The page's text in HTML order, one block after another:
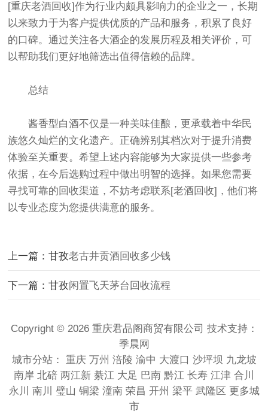
[重庆老酒回收]作为行业内颇具影响力的企业之一，长期
以来致力于为客户提供优质的产品和服务，积累了良好
的口碑。通过关注各大酒企的发展历程及相关评价，可
以帮助我们更好地筛选出值得信赖的品牌。
总结
酱香型白酒不仅是一种美味佳酿，更承载着中华民
族悠久灿烂的文化遗产。正确辨别其档次对于提升消费
体验至关重要。希望上述内容能够为大家提供一些参考
依据，在今后选购过程中做出明智的选择。如果您需要
寻找可靠的回收渠道，不妨考虑联系[老酒回收]，他们将
以专业态度为您提供满意的服务。
上一篇：甘孜老古井贡酒回收多少钱
下一篇：甘孜闲置飞天茅台回收流程
Copyright © 2026 重庆君品阁商贸有限公司 技术支持：
季晨网
城市分站： 重庆 万州 涪陵 渝中 大渡口 沙坪坝 九龙坡
南岸 北碚 两江新 綦江 大足 巴南 黔江 长寿 江津 合川
永川
南川 璧山 铜梁 潼南 荣昌 开州 梁平 武隆区 更多城
市